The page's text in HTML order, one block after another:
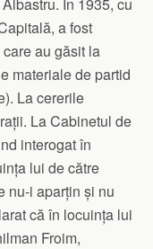
a fost
au găsit la
materiale de partid
La cererile
La Cabinetul de
interogat în
lui de către
nu-i aparțin și nu
că în locuința lui
Froim,